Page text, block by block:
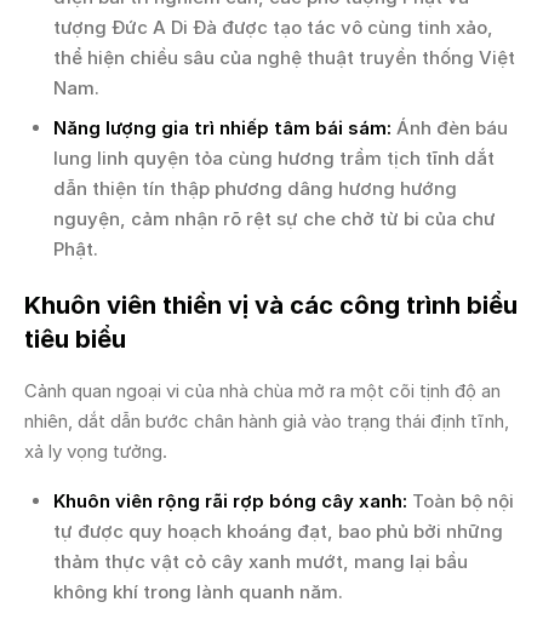
tượng Đức A Di Đà được tạo tác vô cùng tinh xảo,
thể hiện chiều sâu của nghệ thuật truyền thống Việt
Nam.
Năng lượng gia trì nhiếp tâm bái sám: Ánh đèn báu
lung linh quyện tỏa cùng hương trầm tịch tĩnh dắt
dẫn thiện tín thập phương dâng hương hướng
nguyện, cảm nhận rõ rệt sự che chở từ bi của chư
Phật.
Khuôn viên thiền vị và các công trình biểu
tiêu biểu
Cảnh quan ngoại vi của nhà chùa mở ra một cõi tịnh độ an
nhiên, dắt dẫn bước chân hành giả vào trạng thái định tĩnh,
xả ly vọng tưởng.
Khuôn viên rộng rãi rợp bóng cây xanh: Toàn bộ nội
tự được quy hoạch khoáng đạt, bao phủ bởi những
thảm thực vật cỏ cây xanh mướt, mang lại bầu
không khí trong lành quanh năm.